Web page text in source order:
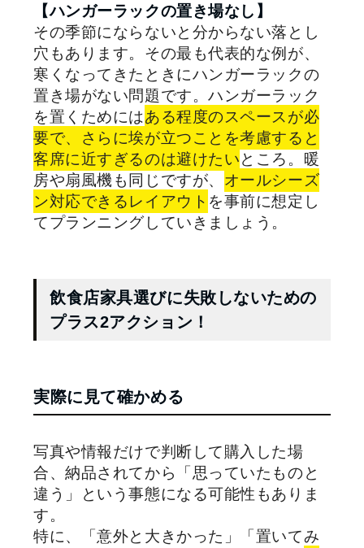
【ハンガーラックの置き場なし】
その季節にならないと分からない落とし
穴もあります。その最も代表的な例が、
寒くなってきたときにハンガーラックの
置き場がない問題です。ハンガーラック
を置くためにはある程度のスペースが必
要で、さらに埃が立つことを考慮すると
客席に近すぎるのは避けたいところ。暖
房や扇風機も同じですが、 オールシーズ
ン対応できるレイアウト を事前に想定し
てプランニングしていきましょう。
飲食店家具選びに失敗しないための
プラス2アクション！
実際に見て確かめる
写真や情報だけで判断して購入した場
合、納品されてから「思っていたものと
違う」という事態になる可能性もありま
す。
特に、「意外と大きかった」「置いてみ